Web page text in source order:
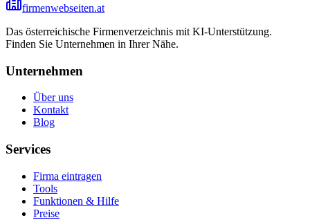
firmenwebseiten.at
Das österreichische Firmenverzeichnis mit KI-Unterstützung.
Finden Sie Unternehmen in Ihrer Nähe.
Unternehmen
Über uns
Kontakt
Blog
Services
Firma eintragen
Tools
Funktionen & Hilfe
Preise